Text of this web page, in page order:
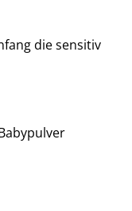
die sensitiv